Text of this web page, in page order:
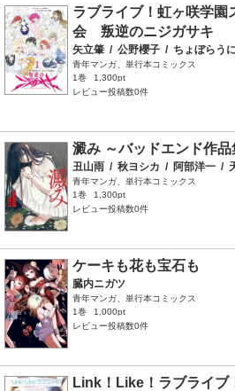
ラブライブ！虹ヶ咲学園
会 叛逆のニジガサキ
矢立肇 / 公野櫻子 / ちょぼらう
青年マンガ、単行本コミックス
1巻
1,300pt
レビュー投稿数0件
澱み ～バッドエンド作品
丑山雨 / 秋ヨシカ / 阿部洋一 /
青年マンガ、単行本コミックス
1巻
1,300pt
レビュー投稿数0件
ケーキも花も宝石も
臓内ニガツ
青年マンガ、単行本コミックス
1巻
1,000pt
レビュー投稿数0件
Link！Like！ラブライブ